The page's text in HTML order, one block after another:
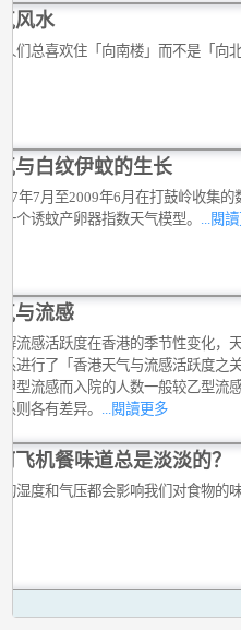
风水
们总喜欢住「向南楼」而不是「向北
与白纹伊蚊的生长
年7月至2009年6月在打鼓岭收集
个诱蚊产卵器指数天气模型。
...閱
与流感
流感活跃度在香港的季节性变化，
进行了「香港天气与流感活跃度之
型流感而入院的人数一般较乙型流
则各有差异。 ...閱讀更多
飞机餐味道总是淡淡的？
湿度和气压都会影响我们对食物的味